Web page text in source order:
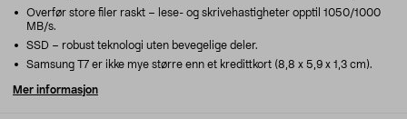
Overfør store filer raskt – lese- og skrivehastigheter opptil 1050/1000
MB/s.
SSD – robust teknologi uten bevegelige deler.
Samsung T7 er ikke mye større enn et kredittkort (8,8 x 5,9 x 1,3 cm).
Mer informasjon